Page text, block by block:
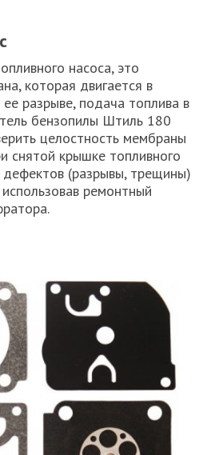
насоса, это
которая двигается в
разрыве, подача топлива в
бензопилы Штиль 180
целостность мембраны
снятой крышке топливного
дефектов (разрывы, трещины)
ремонтный